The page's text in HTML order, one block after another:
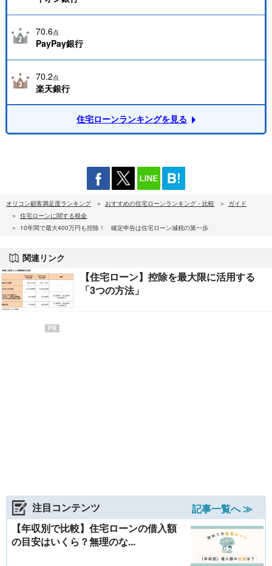
70.6点
PayPay銀行
70.2点
楽天銀行
住宅ローンランキングを見る
オリコン顧客満足度ランキング おすすめの住宅ローンランキング・比較
ガイド
住宅ローンに関する税金
10年間で最大400万円も控除！ 確定申告は住宅ローン減税の第一歩
関連リンク
【住宅ローン】控除を最大限に活用する
「3つの方法」
PR
注目コンテンツ
記事一覧へ ≫
【年収別で比較】住宅ローンの借入額
の目安はいくら？無理のな...